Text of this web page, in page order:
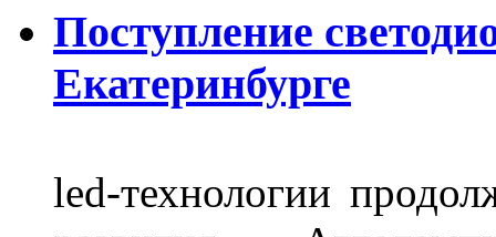
Поступление
Екатеринбурге
led-технологии